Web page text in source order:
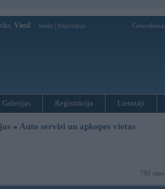
Viesi! Ienākt Reģistrācija
Galerijas Reģistrācija Lietotāji
» Auto servisi un apkopes vietas
792